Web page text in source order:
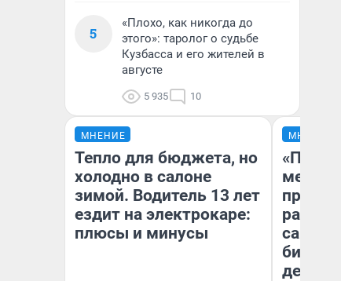
5
«Плохо, как никогда до
этого»: таролог о судьбе
Кузбасса и его жителей в
августе
5 935 10
МНЕНИЕ
Тепло для бюджета, но
холодно в салоне
зимой. Водитель 13 лет
ездит на электрокаре:
плюсы и минусы
МНЕНИЕ
самом